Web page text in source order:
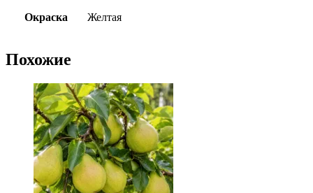
Окраска Желтая
Похожие